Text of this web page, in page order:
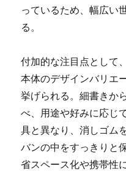
っているため、幅広い
る。
付加的な注目点として
本体のデザインバリエ
挙げられる。細書きか
べ、用途や好みに応じ
具と異なり、消しゴム
バンの中をすっきりと
省スペース化や携帯性